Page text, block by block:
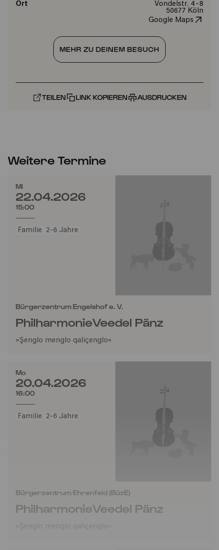
Ort
Vondelstr. 4-8
50677 Köln
Google Maps
MEHR ZU DEINEM BESUCH
TEILEN LINK KOPIEREN AUSDRUCKEN
Weitere Termine
Mi
22.04.2026
15:00
Familie 2-6 Jahre
Bürgerzentrum Engelshof e. V.
PhilharmonieVeedel Pänz
»Şenglo menglo qaliçenglo«
Mo
20.04.2026
16:00
Familie 2-6 Jahre
Bürgerzentrum Ehrenfeld (BüzE)
PhilharmonieVeedel Pänz